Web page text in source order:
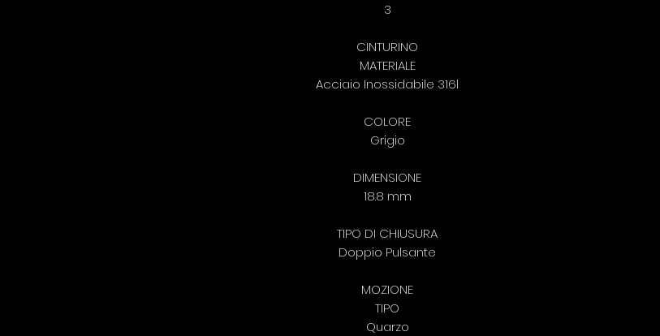
3
CINTURINO
MATERIALE
Acciaio Inossidabile 316l
COLORE
Grigio
DIMENSIONE
18.8 mm
TIPO DI CHIUSURA
Doppio Pulsante
MOZIONE
TIPO
Quarzo